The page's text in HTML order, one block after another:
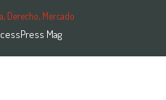
Derecho, Mercado
Mag